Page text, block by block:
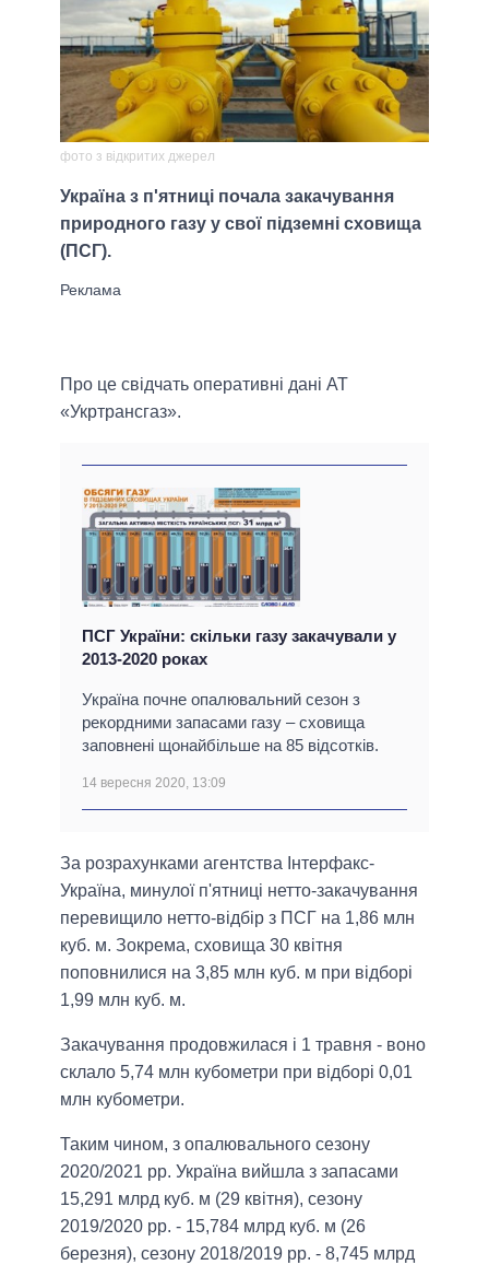
фото з відкритих джерел
Україна з п'ятниці почала закачування
природного газу у свої підземні сховища
(ПСГ).
Про це свідчать оперативні дані АТ
«Укртрансгаз».
ПСГ України: скільки газу закачували у
2013-2020 роках
Україна почне опалювальний сезон з
рекордними запасами газу – сховища
заповнені щонайбільше на 85 відсотків.
14 вересня 2020, 13:09
За розрахунками агентства Інтерфакс-
Україна, минулої п'ятниці нетто-закачування
перевищило нетто-відбір з ПСГ на 1,86 млн
куб. м. Зокрема, сховища 30 квітня
поповнилися на 3,85 млн куб. м при відборі
1,99 млн куб. м.
Закачування продовжилася і 1 травня - воно
склало 5,74 млн кубометри при відборі 0,01
млн кубометри.
Таким чином, з опалювального сезону
2020/2021 рр. Україна вийшла з запасами
15,291 млрд куб. м (29 квітня), сезону
2019/2020 рр. - 15,784 млрд куб. м (26
березня), сезону 2018/2019 рр. - 8,745 млрд